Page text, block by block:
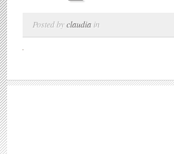
Posted byclaudia in